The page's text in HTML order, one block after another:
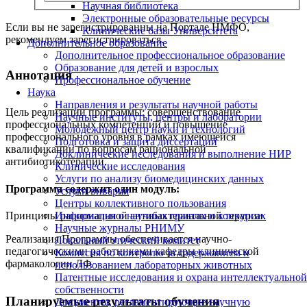
Научная библиотека
Электронные образовательные ресурсы
Клинические базы Университета
Дополнительное образование
Дополнительное профессиональное образование
Образование для детей и взрослых
Профессиональное обучение
Наука
Направления и результаты научной работы
Научные институты, центры и лаборатории
Молодежный центр науки и технологий
Подготовка и защита диссертаций
Доклинические исследования и выполнение НИР
Клинические исследования
Услуги по анализу биомедицинских данных
Услуги вивария
Центры коллективного пользования
Информация о научных грантах и конкурсах
Научные журналы РНИМУ
Локальный этический комитет
Комиссия по контролю за содержанием и
использованием лабораторных животных
Патентные исследования и охрана интеллектуальной
собственности
Документы, регламентирующие научную
Если вы не зарегистрированны на Портале НМФО,
рекомендуем зарегистрироваться.
Аннотация
Цель реализации программы: совершенствование
профессиональных компетенций и повышение
профессионального уровня в рамках имеющейся
квалификации по вопросам рациональной
антибиотикотерапии.
Программа содержит один модуль:
Принципы рациональной антибактериальной терапии.
Реализация Программы обеспечивается научно-
педагогическими работниками кафедры клинической
фармакологии ЛФ
Планируемые результаты обучения